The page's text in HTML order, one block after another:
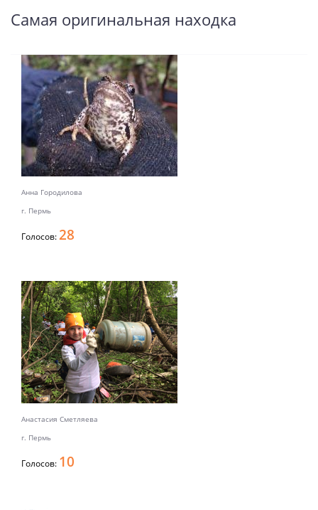
Самая оригинальная находка
Анна Городилова
г. Пермь
Голосов:28
Анастасия Сметляева
г. Пермь
Голосов: 10